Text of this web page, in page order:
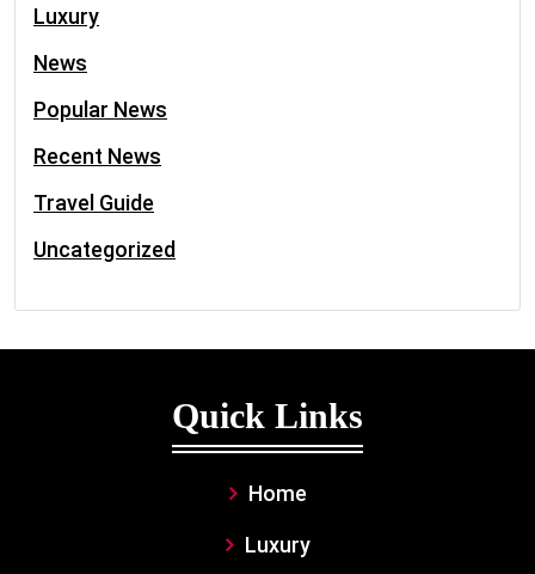
Luxury
News
Popular News
Recent News
Travel Guide
Uncategorized
Quick Links
Home
Luxury